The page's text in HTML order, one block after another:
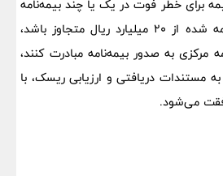
برای خطر فوت در یک یا چند بیمه‌نامه
عمر انفرادی برای یک بیمه شده از ۲۰ میلیارد ریال متجاوز باشد،
به صدور بیمه‌نامه مبادرت کنند،
به مستندات دریافتی و ارزیابی ریسک، با
می‌شود.